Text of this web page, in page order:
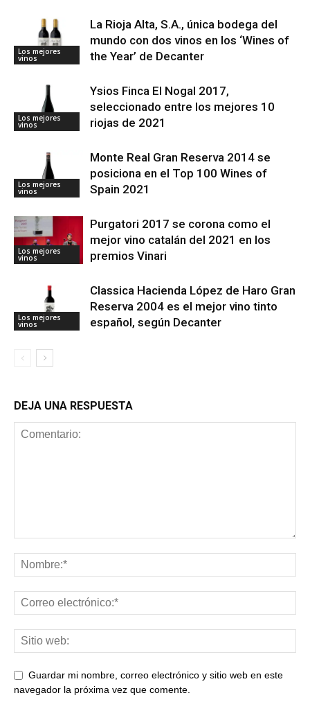
Los mejores
vinos
La Rioja Alta, S.A., única bodega del
mundo con dos vinos en los ‘Wines of
the Year’ de Decanter
Los mejores
vinos
Ysios Finca El Nogal 2017,
seleccionado entre los mejores 10
riojas de 2021
Los mejores
vinos
Monte Real Gran Reserva 2014 se
posiciona en el Top 100 Wines of
Spain 2021
Los mejores
vinos
Purgatori 2017 se corona como el
mejor vino catalán del 2021 en los
premios Vinari
Los mejores
vinos
Classica Hacienda López de Haro Gran
Reserva 2004 es el mejor vino tinto
español, según Decanter
DEJA UNA RESPUESTA
Guardar mi nombre, correo electrónico y sitio web en este
navegador la próxima vez que comente.